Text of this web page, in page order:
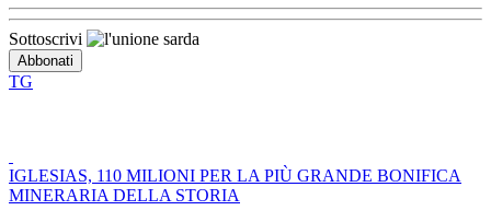
Sottoscrivi
TG
IGLESIAS, 110 MILIONI PER LA PIÙ GRANDE BONIFICA
MINERARIA DELLA STORIA